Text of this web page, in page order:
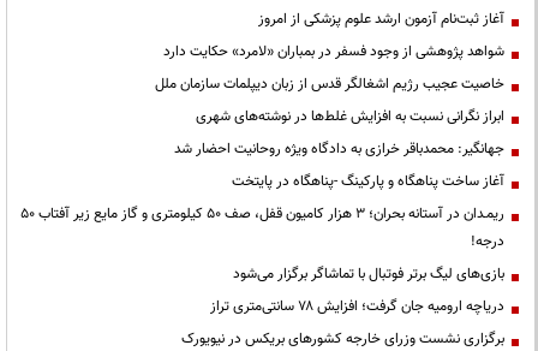
آغاز ثبت‌نام آزمون ارشد علوم پزشکی از امروز
شواهد پژوهشی از وجود فسفر در بمباران «لامرد» حکایت دارد
خاصیت عجیب رژیم اشغالگر قدس از زبان دیپلمات سازمان ملل
ابراز نگرانی نسبت به افزایش غلط‌ها در نوشته‌های شهری
جهانگیر: محمدباقر خرازی به دادگاه ویژه روحانیت احضار شد
آغاز ساخت پناهگاه و پارکینگ -پناهگاه در پایتخت
ریمـدان در آستانه بحران؛ ۳ هزار کامیون قفل، صف ۵۰ کیلومتری و گاز مایع زیر آفتاب ۵۰
درجه!
بازی‌های لیگ برتر فوتبال با تماشاگر برگزار می‌شود
دریاچه ارومیه جان گرفت؛ افزایش ۷۸ سانتی‌متری تراز
برگزاری نشست وزرای خارجه کشورهای بریکس در نیویورک